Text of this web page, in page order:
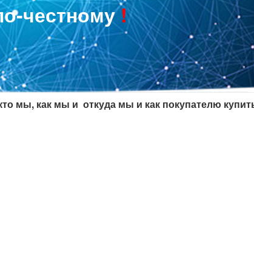
честному!
мы, как мы и откуда мы и как покупателю